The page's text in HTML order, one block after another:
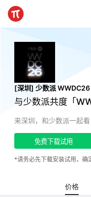
[深圳] 少数派 WWDC26
与少数派共度「
来深圳，和少数派一起
免费下载试用
*请务必先下载安装试用，确
价格